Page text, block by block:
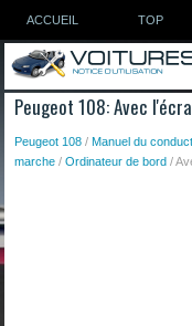
ACCUEIL TOP
Peugeot 108: Avec
Peugeot 108 /Manuel du
marche /Ordinateur de bord /